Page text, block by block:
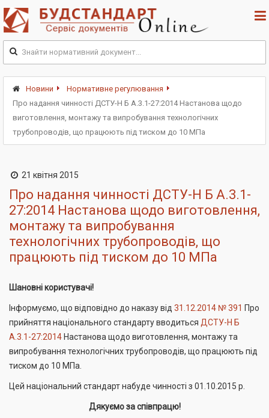
Новини
Нормативне регулювання
Про надання чинності ДСТУ-Н Б А.3.1-27:2014 Настанова щодо
виготовлення, монтажу та випробування технологічних
трубопроводів, що працюють під тиском до 10 МПа
21 квітня 2015
Про надання чинності ДСТУ-Н Б А.3.1-
27:2014 Настанова щодо виготовлення,
монтажу та випробування
технологічних трубопроводів, що
працюють під тиском до 10 МПа
Шановні користувачі!
Інформуємо, що відповідно до наказу від 31.12.2014 № 391 Про
прийняття національного стандарту вводиться ДСТУ-Н Б
А.3.1-27:2014 Настанова щодо виготовлення, монтажу та
випробування технологічних трубопроводів, що працюють під
тиском до 10 МПа.
Цей національний стандарт набуде чинності з 01.10.2015 р.
Дякуємо за співпрацю!